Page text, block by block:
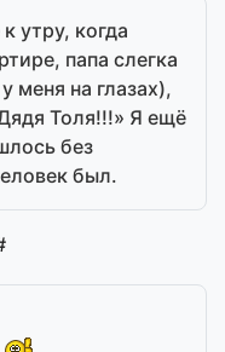
утру, когда
папа слегка
меня на глазах),
Толя!!!» Я ещё
без
был.